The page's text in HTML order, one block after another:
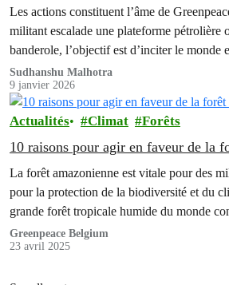
Les actions constituent l’âme de
militant escalade une plateforme pétrolière
banderole, l’objectif est d’inciter le monde
2025 a été…
Sudhanshu Malhotra
9 janvier 2026
Actualités Climat Forêts
10 raisons pour agir en faveur de la
La forêt amazonienne est vitale pour des
pour la protection de la biodiversité et du
grande forêt tropicale humide du monde
bassement mercantiles ne sera possible que
entier agissent ensemble.
Greenpeace Belgium
23 avril 2025